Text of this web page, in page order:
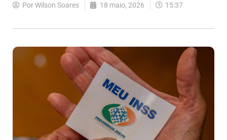
PorWilson Soares 18 maio, 2026 15:37